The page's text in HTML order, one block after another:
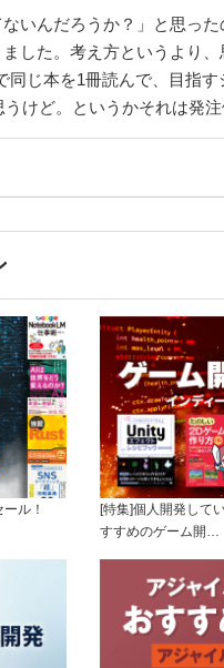
ないんだろうか？」と思っ
した。考え方というより
同じ本を1冊読んで、目指
けど。というかそれは発
ル！
[特集]個人開発して
すすめのゲーム開…